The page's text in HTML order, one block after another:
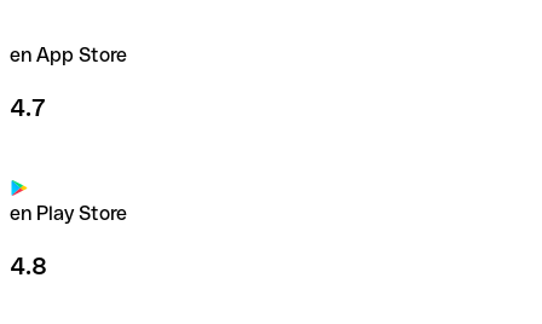
en App Store
4.7
en Play Store
4.8